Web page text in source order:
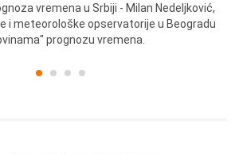
vremena u Srbiji - Milan Nedeljković,
i meteorološke opservatorije u Beogradu
prognozu vremena.